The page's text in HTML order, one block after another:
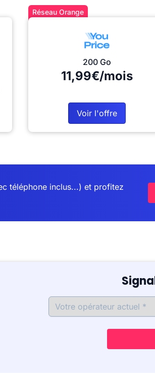
Réseau Orange
200 Go
11,99€/mois
Voir l'offre
téléphone inclus...) et profitez